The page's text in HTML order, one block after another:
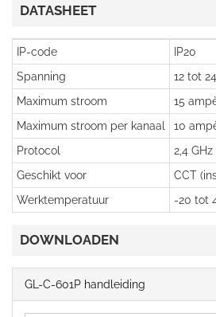
DATASHEET
IP-code
IP20
Spanning
12 tot
Maximum stroom
15
Maximum stroom per kanaal
10
Protocol
2,4
Geschikt voor
CCT
Werktemperatuur
-20 tot
DOWNLOADEN
GL-C-601P handleiding